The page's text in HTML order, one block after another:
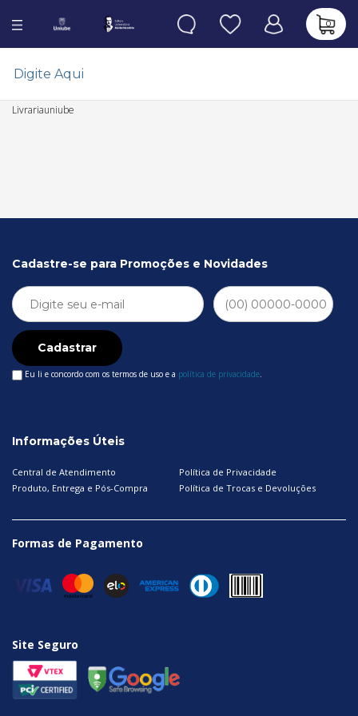
0
Livrariauniube
Informações Úteis
Central de Atendimento
Política de Privacidade
Produto, Entrega e Pós-Compra
Política de Trocas e Devoluções
Cadastre-se para Promoções e Novidades
Cadastrar
Eu li e concordo com os termos de uso e a política de privacidade
Formas de Pagamento
Site Seguro